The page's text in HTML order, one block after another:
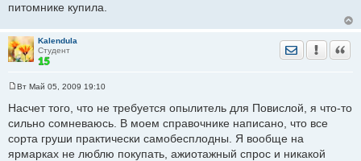
питомнике купила.
Kalendula
Студент
Отправить
о
б
е
н
Вт Май 05, 2009 19:10
Насчет того, что не требуется опылитель для Повислой, я что-то
сильно сомневаюсь. В моем справочнике написано, что все
сорта груши практически самобесплодны. Я вообще на
ярмарках не люблю покупать, ажиотажный спрос и никакой